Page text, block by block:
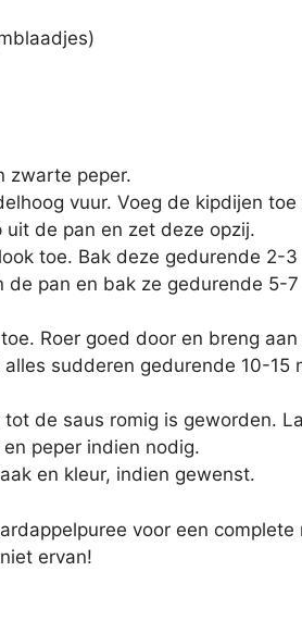
zwarte peper.
vuur. Voeg de kipdijen
de pan en zet deze opzij.
toe. Bak deze gedurende 2-
pan en bak ze gedurende
Roer goed door en breng
sudderen gedurende 10-
de saus romig is geworden.
peper indien nodig.
en kleur, indien gewenst.
voor een
ervan!